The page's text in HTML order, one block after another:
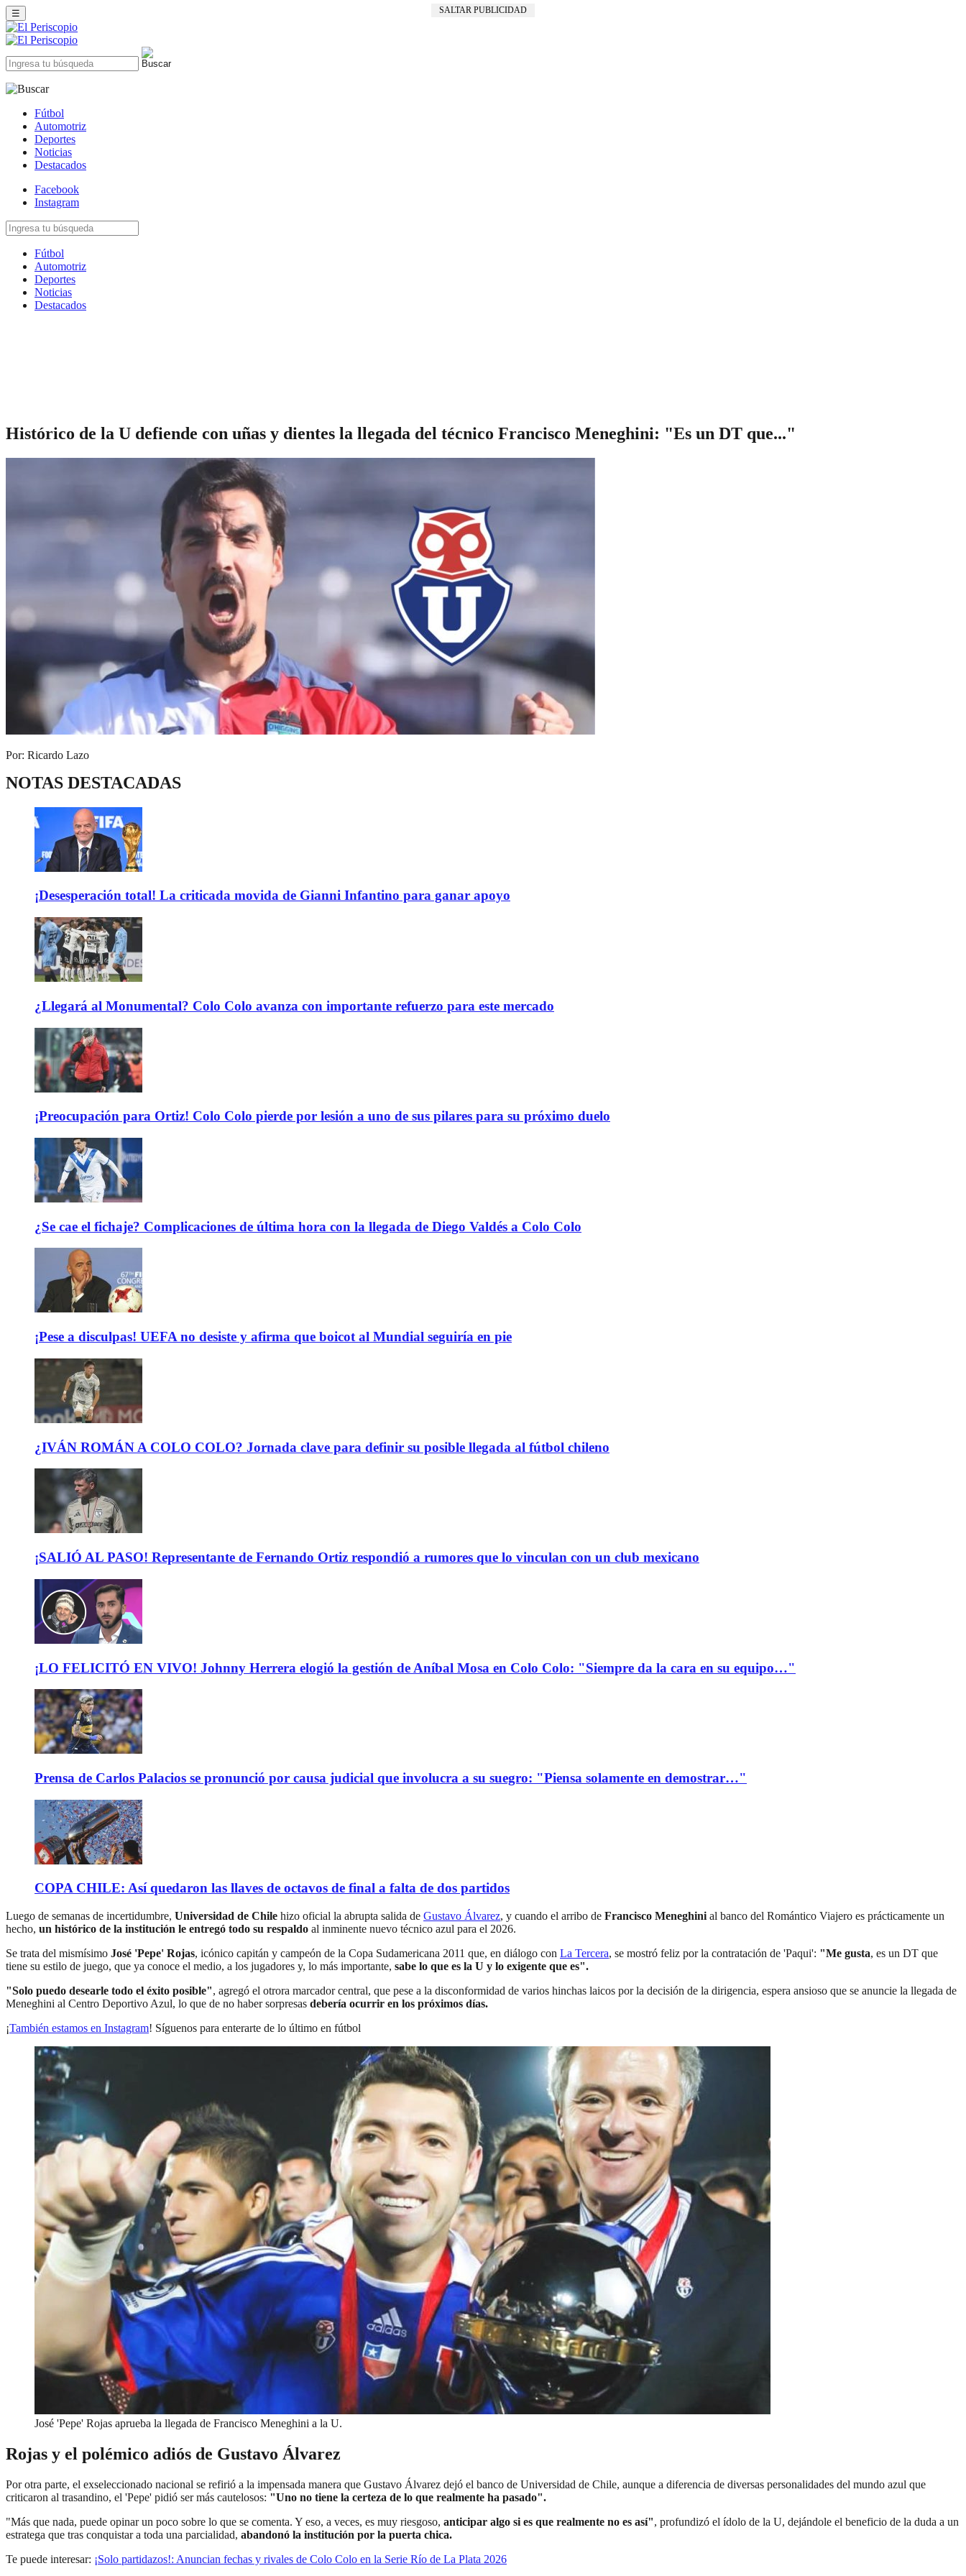
SALTAR PUBLICIDAD
☰
Fútbol
Automotriz
Deportes
Noticias
Destacados
Facebook
Instagram
Fútbol
Automotriz
Deportes
Noticias
Destacados
Histórico de la U defiende con uñas y dientes la llegada del técnico Francisco Meneghini: "Es un DT que..."
Por: Ricardo Lazo
NOTAS DESTACADAS
¡Desesperación total! La criticada movida de Gianni Infantino para ganar apoyo
¿Llegará al Monumental? Colo Colo avanza con importante refuerzo para este mercado
¡Preocupación para Ortiz! Colo Colo pierde por lesión a uno de sus pilares para su próximo duelo
¿Se cae el fichaje? Complicaciones de última hora con la llegada de Diego Valdés a Colo Colo
¡Pese a disculpas! UEFA no desiste y afirma que boicot al Mundial seguiría en pie
¿IVÁN ROMÁN A COLO COLO? Jornada clave para definir su posible llegada al fútbol chileno
¡SALIÓ AL PASO! Representante de Fernando Ortiz respondió a rumores que lo vinculan con un club mexicano
¡LO FELICITÓ EN VIVO! Johnny Herrera elogió la gestión de Aníbal Mosa en Colo Colo: "Siempre da la cara en su equipo…"
Prensa de Carlos Palacios se pronunció por causa judicial que involucra a su suegro: "Piensa solamente en demostrar…"
COPA CHILE: Así quedaron las llaves de octavos de final a falta de dos partidos
Luego de semanas de incertidumbre, Universidad de Chile hizo oficial la abrupta salida de Gustavo Álvarez, y cuando el arribo de Francisco Meneghini al banco del Romántico Viajero es prácticamente un
hecho, un histórico de la institución le entregó todo su respaldo al inminente nuevo técnico azul para el 2026.
Se trata del mismísimo José 'Pepe' Rojas, icónico capitán y campeón de la Copa Sudamericana 2011 que, en diálogo con La Tercera, se mostró feliz por la contratación de 'Paqui': "Me gusta, es un DT que
tiene su estilo de juego, que ya conoce el medio, a los jugadores y, lo más importante, sabe lo que es la U y lo exigente que es".
"Solo puedo desearle todo el éxito posible", agregó el otrora marcador central, que pese a la disconformidad de varios hinchas laicos por la decisión de la dirigencia, espera ansioso que se anuncie la llegada de
Meneghini al Centro Deportivo Azul, lo que de no haber sorpresas debería ocurrir en los próximos días.
¡También estamos en Instagram! Síguenos para enterarte de lo último en fútbol
José 'Pepe' Rojas aprueba la llegada de Francisco Meneghini a la U.
Rojas y el polémico adiós de Gustavo Álvarez
Por otra parte, el exseleccionado nacional se refirió a la impensada manera que Gustavo Álvarez dejó el banco de Universidad de Chile, aunque a diferencia de diversas personalidades del mundo azul que
criticaron al trasandino, el 'Pepe' pidió ser más cautelosos: "Uno no tiene la certeza de lo que realmente ha pasado".
"Más que nada, puede opinar un poco sobre lo que se comenta. Y eso, a veces, es muy riesgoso, anticipar algo si es que realmente no es así", profundizó el ídolo de la U, dejándole el beneficio de la duda a un
estratega que tras conquistar a toda una parcialidad, abandonó la institución por la puerta chica.
Te puede interesar: ¡Solo partidazos!: Anuncian fechas y rivales de Colo Colo en la Serie Río de La Plata 2026